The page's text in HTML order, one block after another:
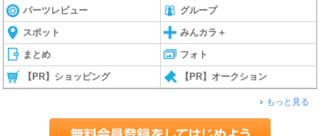
パーツレビュー グループ
スポット みんカラ＋
まとめ フォト
【PR】ショッピング 【PR】オークション
もっと見る